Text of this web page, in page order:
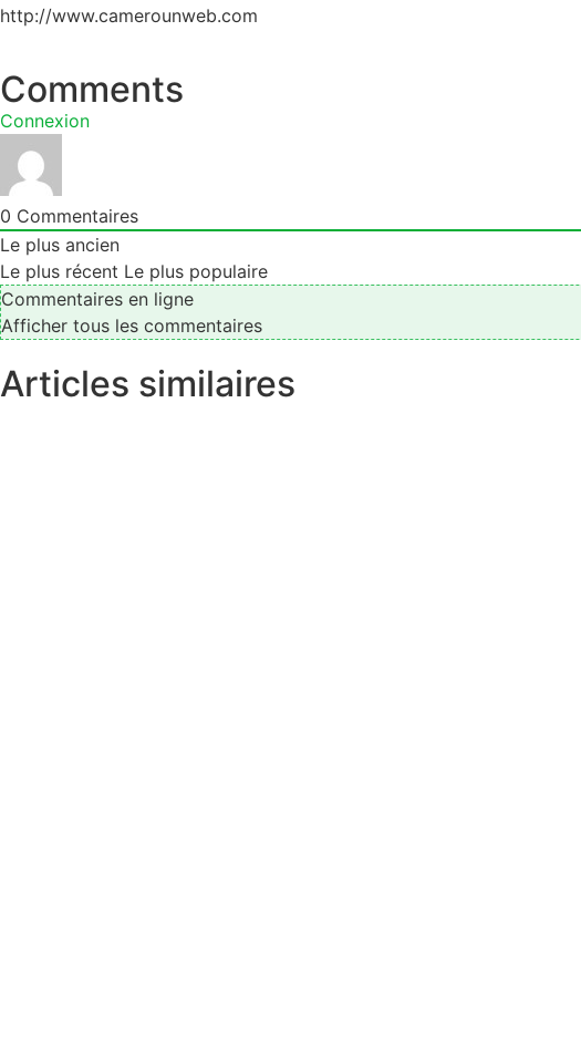
http://www.camerounweb.com
Comments
Connexion
0 Commentaires
Le plus ancien
Le plus récent Le plus populaire
Commentaires en ligne
Afficher tous les commentaires
Articles similaires